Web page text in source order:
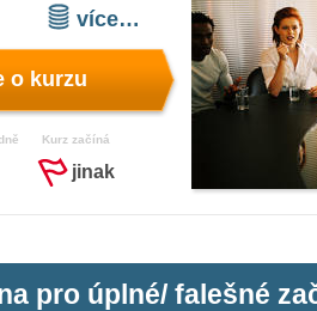
více…
o kurzu
Kurz začíná
jinak
pro úplné/ falešné